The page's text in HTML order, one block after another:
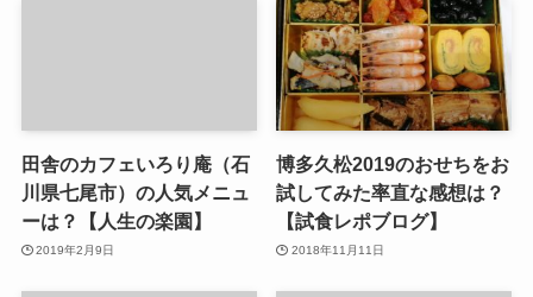
田舎のカフェいろり庵（石
川県七尾市）の人気メニュ
ーは？【人生の楽園】
2019年2月9日
博多久松2019のおせちをお
試してみた率直な感想は？
【試食レポブログ】
2018年11月11日